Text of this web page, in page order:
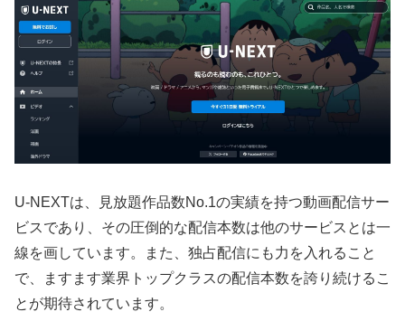
U-NEXTは、見放題作品数No.1の実績を持つ動画配信サー
ビスであり、その圧倒的な配信本数は他のサービスとは一
線を画しています。また、独占配信にも力を入れること
で、ますます業界トップクラスの配信本数を誇り続けるこ
とが期待されています。